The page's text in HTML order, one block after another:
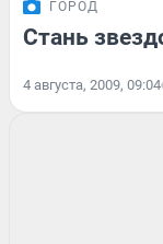
ГОРОД
Стань
4 августа, 2009, 09:04